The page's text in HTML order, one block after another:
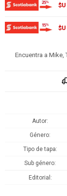
$U
$U
Encuentra a Mike,
Autor
Género
Tipo de tapa
Sub género
Editorial